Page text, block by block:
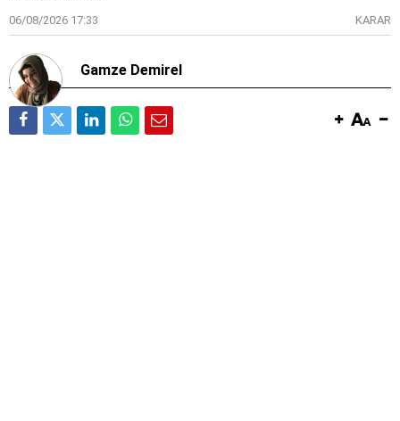
06/08/2026 17:33 KARAR
Gamze Demirel